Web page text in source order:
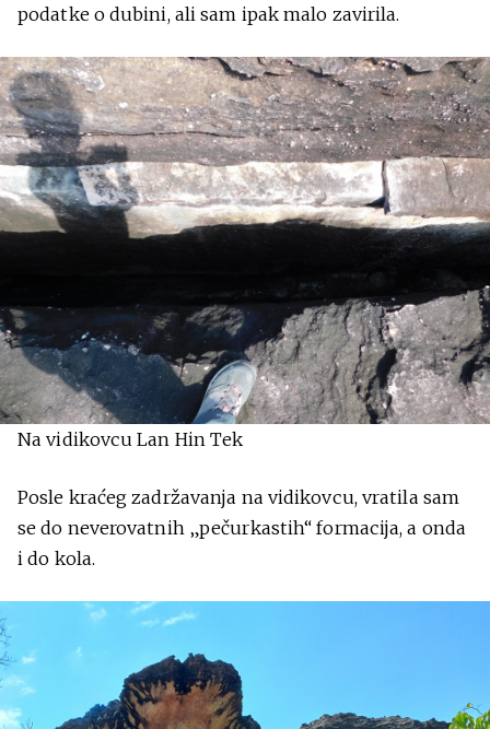
podatke o dubini, ali sam ipak malo zavirila.
Na vidikovcu Lan Hin Tek
Posle kraćeg zadržavanja na vidikovcu, vratila sam
se do neverovatnih „pečurkastih“ formacija, a onda
i do kola.